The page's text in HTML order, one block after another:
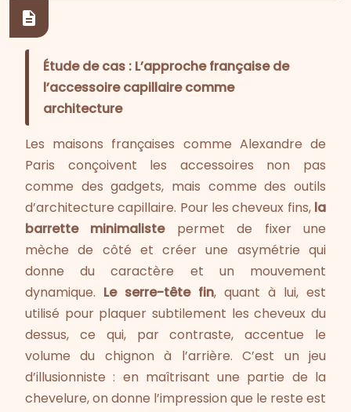
Étude de cas : L’approche française de
l’accessoire capillaire comme
architecture
Les maisons françaises comme Alexandre de
Paris conçoivent les accessoires non pas
comme des gadgets, mais comme des outils
d’architecture capillaire. Pour les cheveux fins, la
barrette minimalistepermet de fixer une
mèche de côté et créer une asymétrie qui
donne du caractère et un mouvement
dynamique. Le serre-tête fin, quant à lui, est
utilisé pour plaquer subtilement les cheveux du
dessus, ce qui, par contraste, accentue le
volume du chignon à l’arrière. C’est un jeu
d’illusionniste : en maîtrisant une partie de la
chevelure, on donne l’impression que le reste est